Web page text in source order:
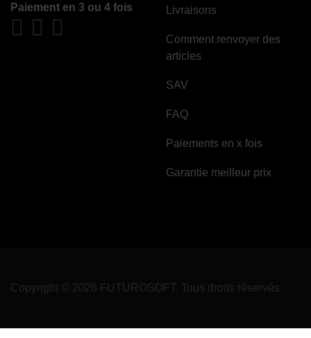
Paiement en 3 ou 4 fois
Livraisons
Comment renvoyer des
articles
SAV
FAQ
Paiements en x fois
Garantie meilleur prix
Copyright © 2026 FUTUROSOFT. Tous droits réservés